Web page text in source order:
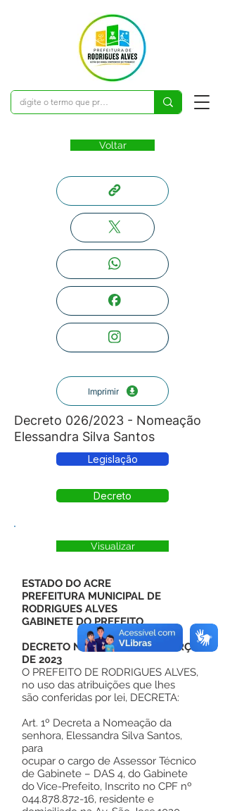
Voltar
Imprimir
Decreto 026/2023 - Nomeação
Elessandra Silva Santos
Legislação
Decreto
Visualizar
ESTADO DO ACRE
PREFEITURA MUNICIPAL DE
RODRIGUES ALVES
GABINETE DO PREFEITO
DECRETO Nº 026, DE 08 DE MARÇO
DE 2023
O PREFEITO DE RODRIGUES ALVES,
no uso das atribuições que lhes
são conferidas por lei, DECRETA:
Art. 1º Decreta a Nomeação da
senhora, Elessandra Silva Santos,
para
ocupar o cargo de Assessor Técnico
de Gabinete – DAS 4, do Gabinete
do Vice-Prefeito, Inscrito no CPF nº
044.878.872-16, residente e